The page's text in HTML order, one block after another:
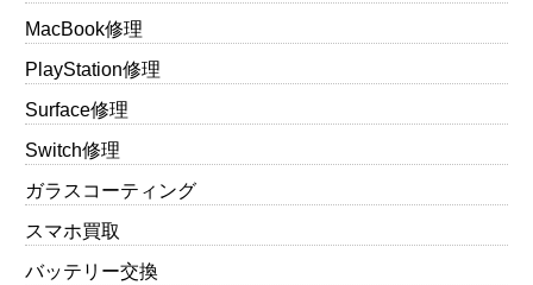
MacBook修理
PlayStation修理
Surface修理
Switch修理
ガラスコーティング
スマホ買取
バッテリー交換